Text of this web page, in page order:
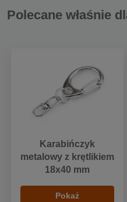
Polecane właśnie
Karabińczyk
metalowy z krętlikiem
18x40 mm
Pokaż